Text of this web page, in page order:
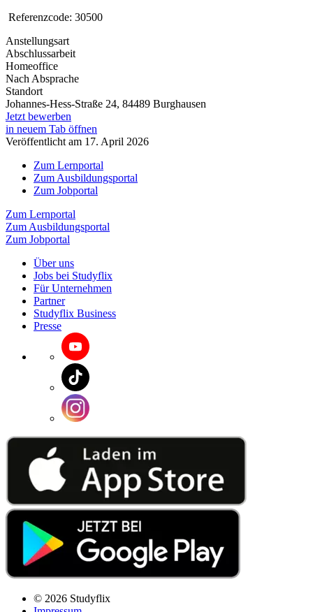
Referenzcode: 30500
Anstellungsart
Abschlussarbeit
Homeoffice
Nach Absprache
Standort
Johannes-Hess-Straße 24, 84489 Burghausen
Jetzt bewerben
in neuem Tab öffnen
Veröffentlicht am 17. April 2026
Zum Lernportal
Zum Ausbildungsportal
Zum Jobportal
Zum Lernportal
Zum Ausbildungsportal
Zum Jobportal
Über uns
Jobs bei Studyflix
Für Unternehmen
Partner
Studyflix Business
Presse
© 2026 Studyflix